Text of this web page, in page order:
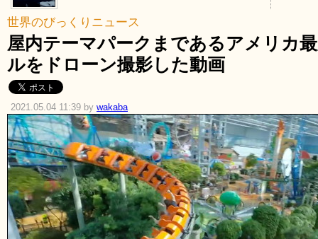
世界のびっくりニュース
屋内テーマパークまであるアメリカ
ルをドローン撮影した動画
2021.05.04 11:39 by wakaba